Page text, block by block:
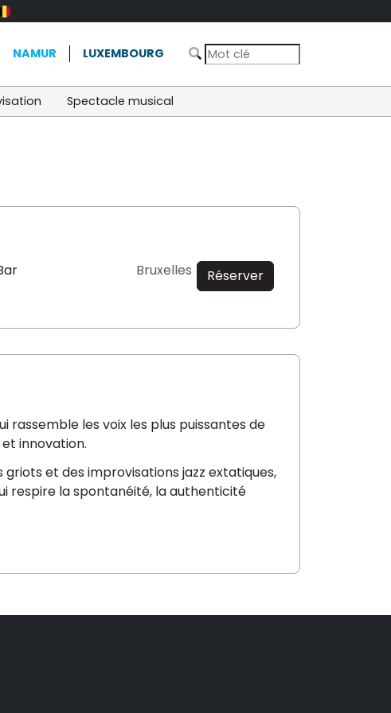
NAMUR LUXEMBOURG
Spectacle musical
Bruxelles Réserver
les voix les plus puissantes de
innovation.
et des improvisations jazz extatiques,
respire la spontanéité, la authenticité